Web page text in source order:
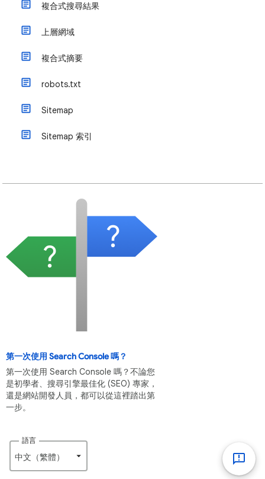
複合式搜尋結果
上層網域
複合式摘要
robots.txt
Sitemap
Sitemap 索引
第一次使用 Search Console 嗎？
第一次使用 Search Console 嗎？不論您
是初學者、搜尋引擎最佳化 (SEO) 專家，
還是網站開發人員，都可以從這裡踏出第
一步。
語言
中文（繁體）‎